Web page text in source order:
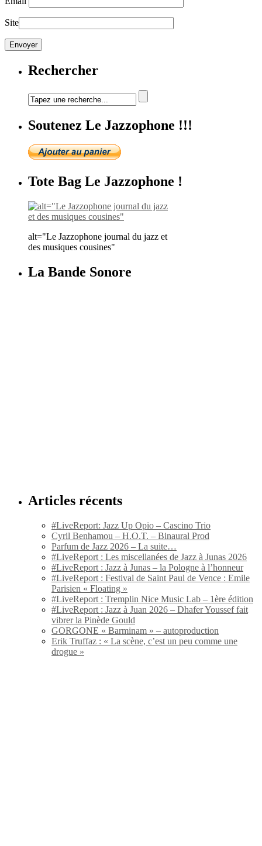
Site
Rechercher
Soutenez Le Jazzophone !!!
Tote Bag Le Jazzophone !
alt="Le Jazzophone journal du jazz et
des musiques cousines"
La Bande Sonore
Articles récents
#LiveReport: Jazz Up Opio – Cascino Trio
Cyril Benhamou – H.O.T. – Binaural Prod
Parfum de Jazz 2026 – La suite…
#LiveReport : Les miscellanées de Jazz à Junas 2026
#LiveReport : Jazz à Junas – la Pologne à l’honneur
#LiveReport : Festival de Saint Paul de Vence : Emile
Parisien « Floating »
#LiveReport : Tremplin Nice Music Lab – 1ère édition
#LiveReport : Jazz à Juan 2026 – Dhafer Youssef fait
vibrer la Pinède Gould
GORGONE « Barminam » – autoproduction
Erik Truffaz : « La scène, c’est un peu comme une
drogue »